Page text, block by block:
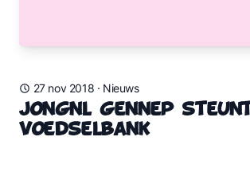
27 nov 2018 · Nieuws
JongNL Gennep
Voedselbank